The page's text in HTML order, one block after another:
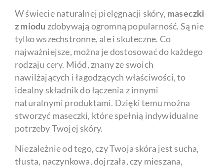
W świecie naturalnej pielęgnacji skóry, maseczki
z miodu zdobywają ogromną popularność. Są nie
tylko wszechstronne, ale i skuteczne. Co
najważniejsze, można je dostosować do każdego
rodzaju cery. Miód, znany ze swoich
nawilżających i łagodzących właściwości, to
idealny składnik do łączenia z innymi
naturalnymi produktami. Dzięki temu można
stworzyć maseczki, które spełnią indywidualne
potrzeby Twojej skóry.
Niezależnie od tego, czy Twoja skóra jest sucha,
tłusta, naczynkowa, dojrzała, czy mieszana,